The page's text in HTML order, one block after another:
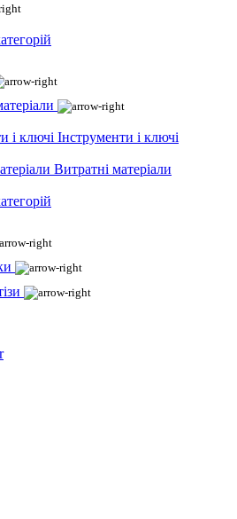
Інструменти і ключі
Витратні матеріали